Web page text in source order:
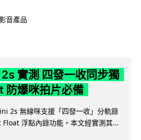
音產品
實測 四發一收同步獨
防爆咪拍片必備
2s 無線咪支援「四發一收」分軌錄
浮點內錄功能。本文經實測其...